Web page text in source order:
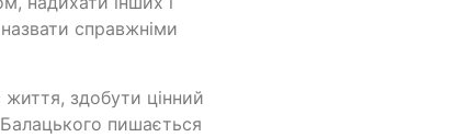
справжніми
здобути цінний
пишається